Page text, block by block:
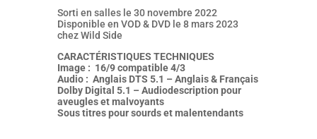
Sorti en salles le 30 novembre 2022
Disponible en VOD & DVD le 8 mars 2023
chez Wild Side
CARACTÉRISTIQUES TECHNIQUES
Image : 16/9 compatible 4/3
Audio : Anglais DTS 5.1 – Anglais & Français
Dolby Digital 5.1 – Audiodescription pour
aveugles et malvoyants
Sous titres pour sourds et malentendants